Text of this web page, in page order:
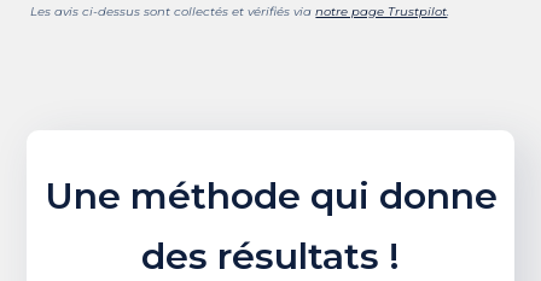
Les avis ci-dessus sont collectés et vérifiés vianotre page Trustpilot.
Une méthode qui donne
des résultats !